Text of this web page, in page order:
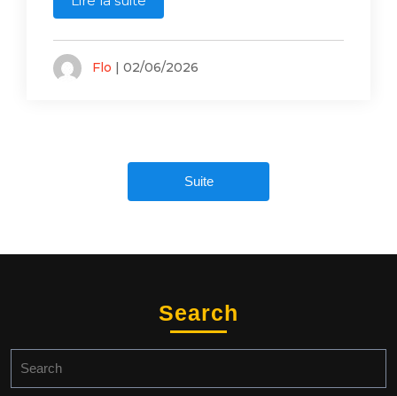
Flo | 02/06/2026
Suite
Search